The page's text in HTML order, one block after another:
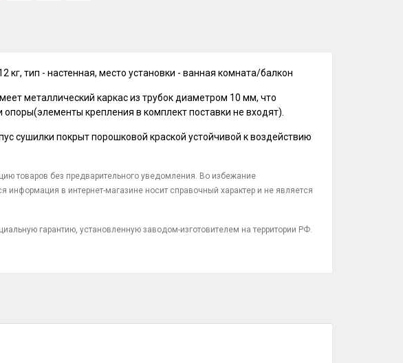
тип - настенная, место установки - ванная комната/балкон
металлический каркас из трубок диаметром 10 мм, что
крепления в комплект поставки не входят).
сушилки покрыт порошковой краской устойчивой к воздействию
товаров без предварительного уведомления. Во избежание
в интернет-магазине носит справочный характер и не является
гарантию, установленную заводом-изготовителем на территории РФ.